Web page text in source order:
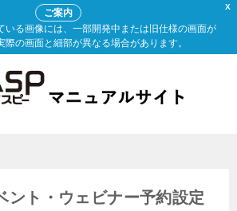
X
ご案内
いる画像には、一部開発中または旧仕様の画面が
際の画面と細部が異なる場合があります。
ント・ウェビナー予約設定